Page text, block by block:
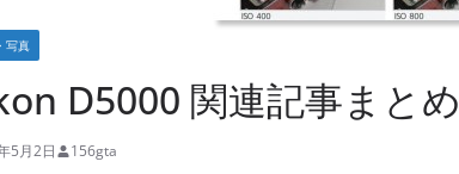
写真
D5000 関連記事まとめ
5月2日 156gta